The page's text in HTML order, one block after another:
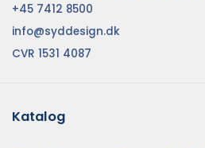
+45 7412 8500
info@syddesign.dk
CVR 1531 4087
Katalog